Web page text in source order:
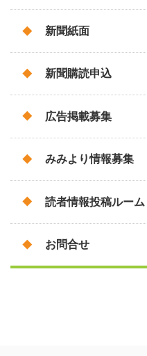
新聞紙面
新聞購読申込
広告掲載募集
みみより情報募集
読者情報投稿ルーム
お問合せ